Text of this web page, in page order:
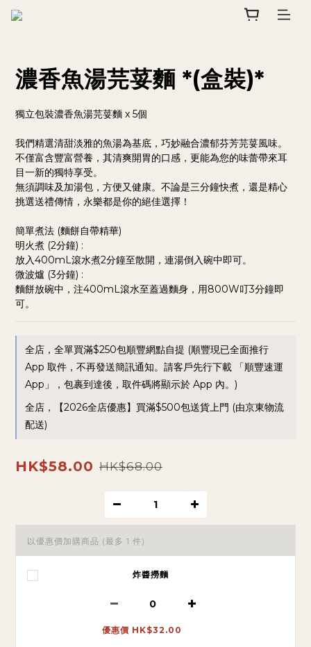
濃香魚湯芫荽麵 *(盒裝)*
獨立包裝濃香魚湯芫荽麵 x 5個
我們精選清甜淡雅的魚湯為基底，巧妙融合濃郁芬芳芫荽風味。
不僅富含豐富營養，其清爽開胃的口感，更能為您的味蕾帶來耳
目一新的獨特享受。
無須調味及加湯包，方便又健康。不論是三分鐘快煮，還是精心
挑選送禮傳情，永樂都是你的絕佳選擇！
簡單煮法 (麵餅自帶精華)
明火煮 (2分鐘) :
放入400mL滾水煮2分鐘至散開，連湯倒入碗中即可。
微波爐 (3分鐘) :
麵餅放碗中，注400mL滾水至蓋過麵身，用800W叮3分鐘即
可。
全店，全單買滿$250包順豐網點自提 (順豐現已全面推行
App 取件，不再發送簡訊通知。請客戶先行下載 「順豐速運
App」，包裹到達後，取件碼將顯示於 App 內。)
全店，【2026全店優惠】買滿$500包送貨上門 (由京東物流
配送)
HK$58.00 HK$68.00
以優惠價加購商品 (最多 1 件)
炸醬撈麵
優惠價 HK$32.00